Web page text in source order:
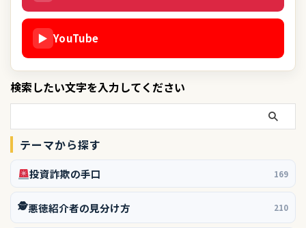
▶ YouTube
検索したい文字を入力してください
テーマから探す
投資詐欺の手口 169
🕵️悪徳紹介者の見分け方 210